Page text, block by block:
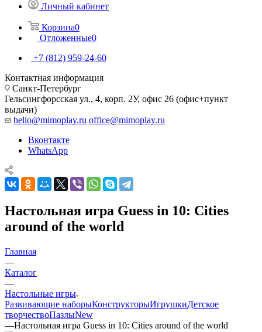
Личный кабинет
Корзина0
Отложенные0
+7 (812) 959-24-60
Контактная информация
Санкт-Петербург
Гельсингфорсская ул., 4, корп. 2У, офис 26 (офис+пункт
выдачи)
hello@mimoplay.ru office@mimoplay.ru
Вконтакте
WhatsApp
Настольная игра Guess in 10: Cities
around of the world
Главная
—
Каталог
—
Настольные игры
Развивающие наборыКонструкторыИгрушкиДетское
творчествоПазлыNew
—Настольная игра Guess in 10: Cities around of the world